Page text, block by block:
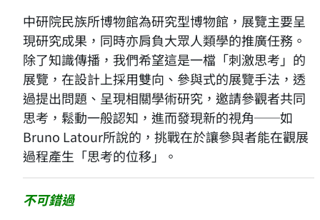
中研院民族所博物館為研究型博物館，展覽主要呈
現研究成果，同時亦肩負大眾人類學的推廣任務。
除了知識傳播，我們希望這是一檔「刺激思考」的
展覽，在設計上採用雙向、參與式的展覽手法，透
過提出問題、呈現相關學術研究，邀請參觀者共同
思考，鬆動一般認知，進而發現新的視角──如
Bruno Latour所說的，挑戰在於讓參與者能在觀展
過程產生「思考的位移」。
不可錯過